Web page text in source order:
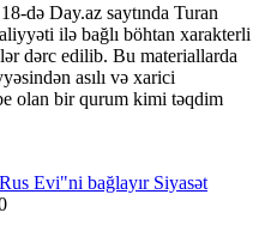
də Day.az saytında Turan
ilə bağlı böhtan xarakterli
dərc edilib. Bu materiallarda
asılı və xarici
olan bir qurum kimi təqdim
Siyasət